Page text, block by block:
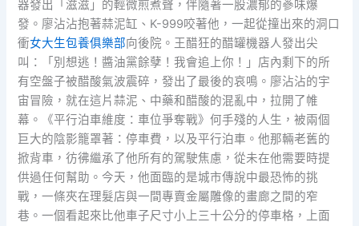
器發出「滋滋」的輕微煎煮聲，伴隨著一股濃郁的蔘味爆
發。廖沾沾抱著蒜泥缸、K-999咬著他，一起從撞出來的洞口
衝女大生包養俱樂部向後院。王醋狂的醋罐機器人發出尖
叫：「別想逃！醬油黨餘孽！我會追上你！」店內剩下的所
有空盤子被醋酸氣波震碎，發出了最後的哀鳴。廖沾沾的宇
宙冒險，就在這片蒜泥、中藥和醋酸的混亂中，拉開了帷
幕。《平行泊車維度：車位爭奪戰》何手殘的人生，被兩個
巨大的陰影籠罩著：停車費，以及平行泊車。他那輛老舊的
掀背車，彷彿繼承了他所有的駕駛焦慮，從未在他需要時提
供過任何幫助。今天，他面臨的是城市傳說中最恐怖的挑
戰，一條夾在理髮店與一間專賣金屬雕像的畫廊之間的窄
巷。一個看起來比他車子尺寸小上三十公分的停車格，上面